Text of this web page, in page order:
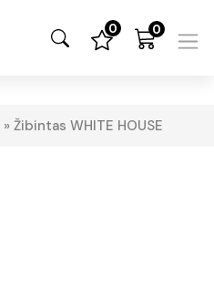
0 0
» Žibintas WHITE HOUSE